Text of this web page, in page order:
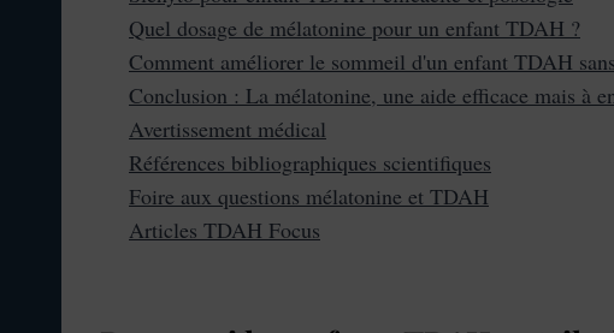
Quel dosage de mélatonine pour un enfant TDAH ?
Comment améliorer le sommeil d'un enfant TDAH
Conclusion : La mélatonine, une aide efficace mais à
Avertissement médical
Références bibliographiques scientifiques
Foire aux questions mélatonine et TDAH
Articles TDAH Focus